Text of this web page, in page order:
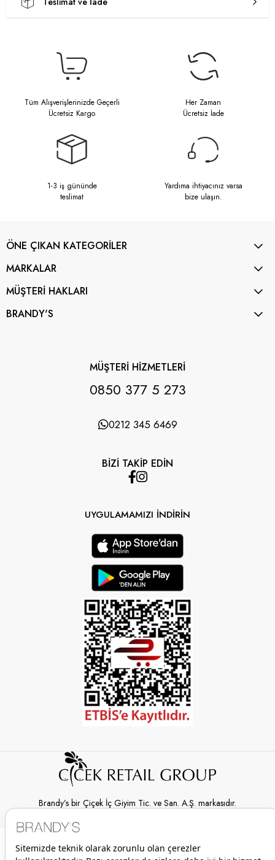
Tüm Alışverişlerinizde Geçerli
Ücretsiz Kargo
Her Zaman
Ücretsiz İade
1-3 iş gününde
teslimat
Yardıma ihtiyacınız varsa
bize ulaşın.
ÖNE ÇIKAN KATEGORİLER
MARKALAR
MÜŞTERİ HAKLARI
BRANDY'S
MÜŞTERİ HİZMETLERİ
0850 377 5 273
0212 345 6469
BİZİ TAKİP EDİN
UYGULAMAMIZI İNDİRİN
Brandy’s bir Çiçek İç Giyim Tic. ve San. A.Ş. markasıdır.
© 2026 Brandy’s | Her hakkı saklıdır.